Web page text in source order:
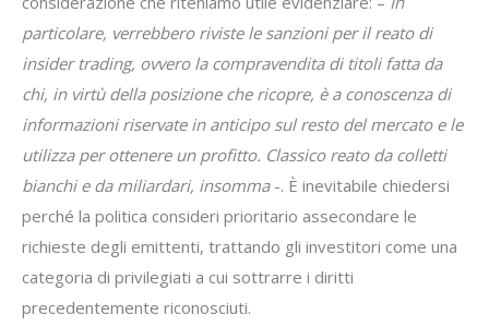
particolare, verrebbero riviste le sanzioni per il reato di
insider trading, ovvero la compravendita di titoli fatta da
chi, in virtù della posizione che ricopre, è a conoscenza di
informazioni riservate in anticipo sul resto del mercato e le
utilizza per ottenere un profitto. Classico reato da colletti
bianchi e da miliardari, insomma -. È inevitabile chiedersi
perché la politica consideri prioritario assecondare le
richieste degli emittenti, trattando gli investitori come una
categoria di privilegiati a cui sottrarre i diritti
precedentemente riconosciuti.